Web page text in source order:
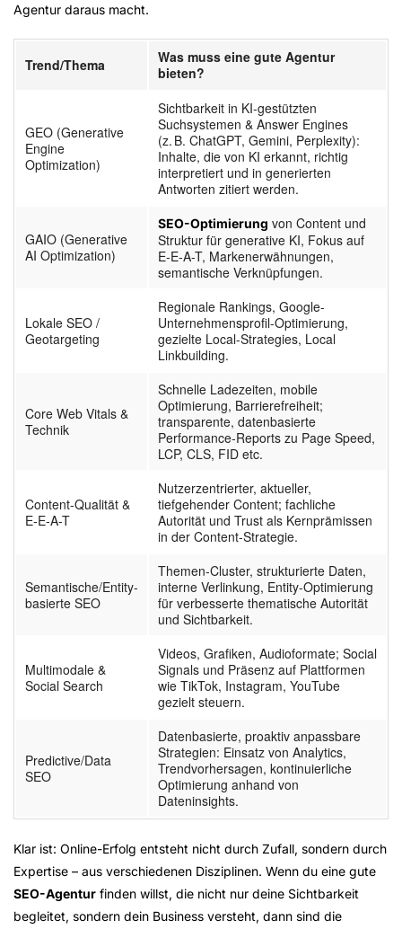
Agentur daraus macht.
Trend/Thema
Was muss eine gute Agentur
bieten?
GEO (Generative
Engine
Optimization)
Sichtbarkeit in KI-gestützten
Suchsystemen & Answer Engines
(z. B. ChatGPT, Gemini, Perplexity):
Inhalte, die von KI erkannt, richtig
interpretiert und in generierten
Antworten zitiert werden.
GAIO (Generative
AI Optimization)
SEO-Optimierung von Content und
Struktur für generative KI, Fokus auf
E-E-A-T, Markenerwähnungen,
semantische Verknüpfungen.
Lokale SEO /
Geotargeting
Regionale Rankings, Google-
Unternehmensprofil-Optimierung,
gezielte Local-Strategies, Local
Linkbuilding.
Core Web Vitals &
Technik
Schnelle Ladezeiten, mobile
Optimierung, Barrierefreiheit;
transparente, datenbasierte
Performance-Reports zu Page Speed,
LCP, CLS, FID etc.
Content-Qualität &
E-E-A-T
Nutzerzentrierter, aktueller,
tiefgehender Content; fachliche
Autorität und Trust als Kernprämissen
in der Content-Strategie.
Semantische/Entity-
basierte SEO
Themen-Cluster, strukturierte Daten,
interne Verlinkung, Entity-Optimierung
für verbesserte thematische Autorität
und Sichtbarkeit.
Multimodale &
Social Search
Videos, Grafiken, Audioformate; Social
Signals und Präsenz auf Plattformen
wie TikTok, Instagram, YouTube
gezielt steuern.
Predictive/Data
SEO
Datenbasierte, proaktiv anpassbare
Strategien: Einsatz von Analytics,
Trendvorhersagen, kontinuierliche
Optimierung anhand von
Dateninsights.
Klar ist: Online-Erfolg entsteht nicht durch Zufall, sondern durch
Expertise – aus verschiedenen Disziplinen. Wenn du eine gute
SEO-Agentur finden willst, die nicht nur deine Sichtbarkeit
begleitet, sondern dein Business versteht, dann sind die